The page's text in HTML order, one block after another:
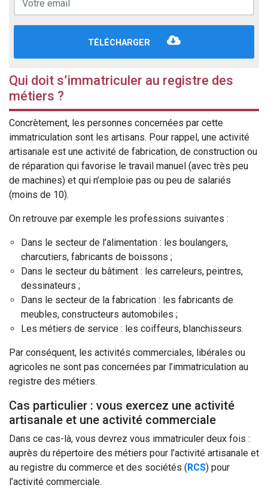
TÉLÉCHARGER
Qui doit s’immatriculer au registre des
métiers ?
Concrètement, les personnes concernées par cette
immatriculation sont les artisans. Pour rappel, une activité
artisanale est une activité de fabrication, de construction ou
de réparation qui favorise le travail manuel (avec très peu
de machines) et qui n’emploie pas ou peu de salariés
(moins de 10).
On retrouve par exemple les professions suivantes :
Dans le secteur de l’alimentation : les boulangers,
charcutiers, fabricants de boissons ;
Dans le secteur du bâtiment : les carreleurs, peintres,
dessinateurs ;
Dans le secteur de la fabrication : les fabricants de
meubles, constructeurs automobiles ;
Les métiers de service : les coiffeurs, blanchisseurs.
Par conséquent, les activités commerciales, libérales ou
agricoles ne sont pas concernées par l’immatriculation au
registre des métiers.
Cas particulier : vous exercez une activité
artisanale et une activité commerciale
Dans ce cas-là, vous devrez vous immatriculer deux fois :
auprès du répertoire des métiers pour l’activité artisanale et
au registre du commerce et des sociétés (RCS) pour
l’activité commerciale.